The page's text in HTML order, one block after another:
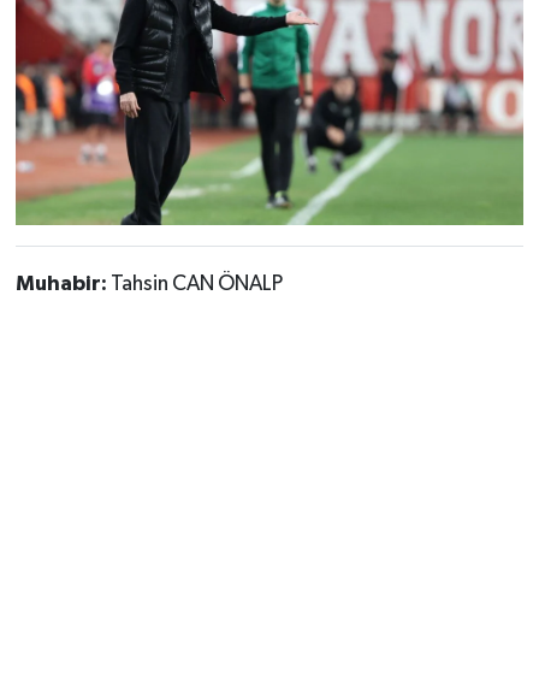
Muhabir: Tahsin CAN ÖNALP